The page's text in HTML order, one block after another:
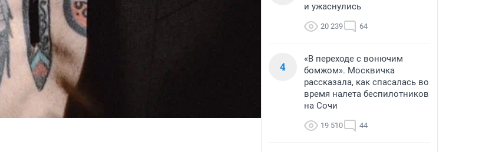
и ужаснулись
20 239 64
4
«В переходе с вонючим
бомжом». Москвичка
рассказала, как спасалась во
время налета беспилотников
на Сочи
19 510 44